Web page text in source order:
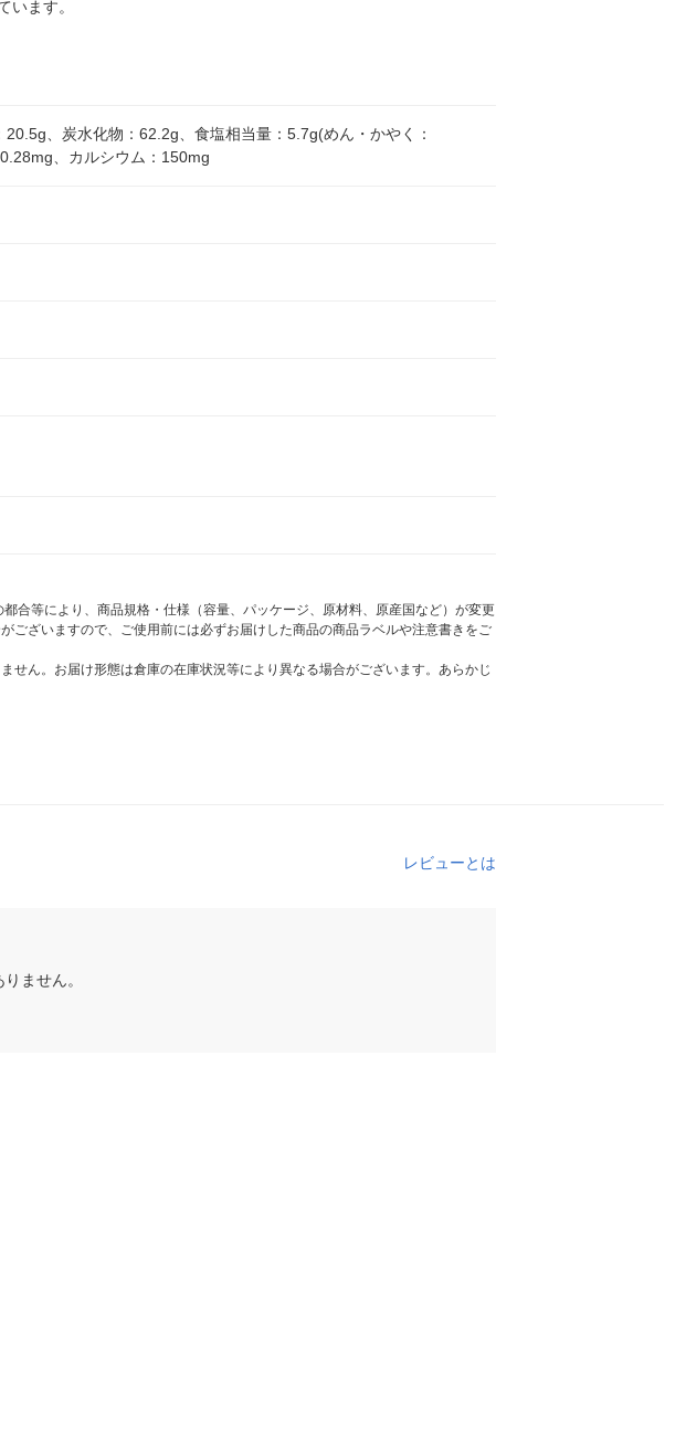
います。
、炭水化物：62.2g、食塩相当量：5.7g(めん・かやく：
、カルシウム：150mg
合等により、商品規格・仕様（容量、パッケージ、原材料、原産国など）が変更
ございますので、ご使用前には必ずお届けした商品の商品ラベルや注意書きをご
せん。お届け形態は倉庫の在庫状況等により異なる場合がございます。あらかじ
レビューとは
ません。